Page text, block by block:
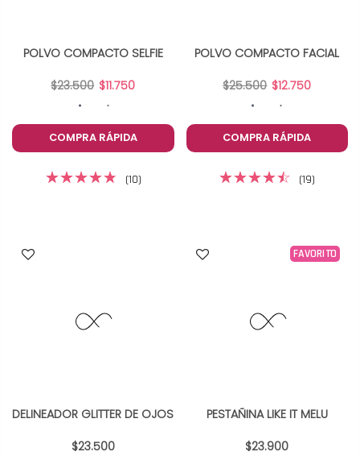
POLVO COMPACTO SELFIE
$23.500 $11.750
COMPRA RÁPIDA
(10)
POLVO COMPACTO FACIAL
$25.500 $12.750
COMPRA RÁPIDA
(19)
DELINEADOR GLITTER DE OJOS
$23.500
FAVORITO
PESTAÑINA LIKE IT MELU
$23.900